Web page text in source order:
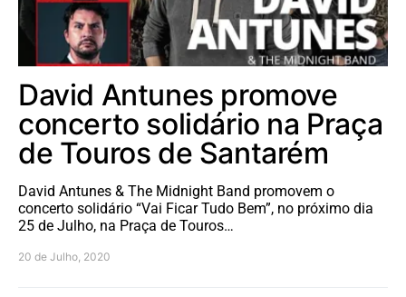
David Antunes promove
concerto solidário na Praça
de Touros de Santarém
David Antunes & The Midnight Band promovem o
concerto solidário “Vai Ficar Tudo Bem”, no próximo dia
25 de Julho, na Praça de Touros…
20 de Julho, 2020